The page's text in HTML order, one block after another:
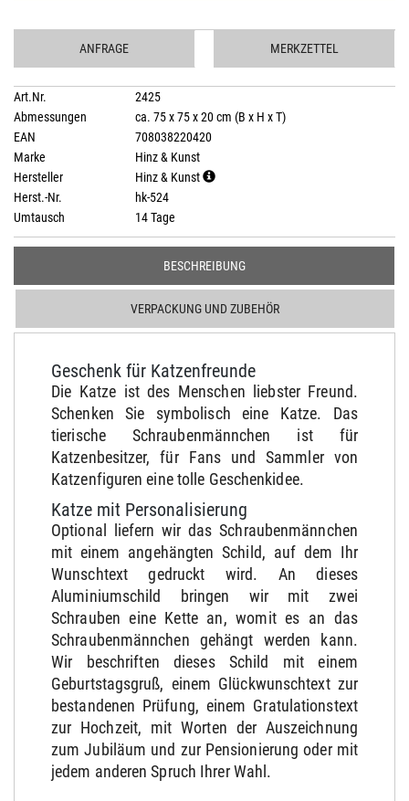
ANFRAGE MERKZETTEL
Art.Nr.
2425
Abmessungen
ca. 75 x 75 x 20 cm (B x H x T)
EAN
708038220420
Marke
Hinz & Kunst
Hersteller
Hinz & Kunst
Herst.-Nr.
hk-524
Umtausch
14 Tage
BESCHREIBUNG
VERPACKUNG UND ZUBEHÖR
Geschenk für Katzenfreunde
Die Katze ist des Menschen liebster Freund.
Schenken Sie symbolisch eine Katze. Das
tierische Schraubenmännchen ist für
Katzenbesitzer, für Fans und Sammler von
Katzenfiguren eine tolle Geschenkidee.
Katze mit Personalisierung
Optional liefern wir das Schraubenmännchen
mit einem angehängten Schild, auf dem Ihr
Wunschtext gedruckt wird. An dieses
Aluminiumschild bringen wir mit zwei
Schrauben eine Kette an, womit es an das
Schraubenmännchen gehängt werden kann.
Wir beschriften dieses Schild mit einem
Geburtstagsgruß, einem Glückwunschtext zur
bestandenen Prüfung, einem Gratulationstext
zur Hochzeit, mit Worten der Auszeichnung
zum Jubiläum und zur Pensionierung oder mit
jedem anderen Spruch Ihrer Wahl.